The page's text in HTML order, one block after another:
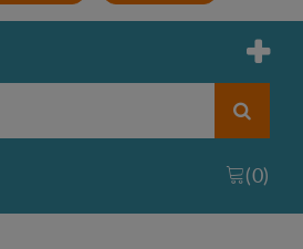
(0)